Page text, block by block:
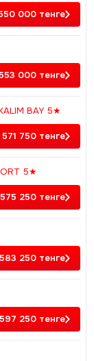
000 тенге
000 тенге
BAY 5★
571 750 тенге
5★
575 250 тенге
583 250 тенге
597 250 тенге